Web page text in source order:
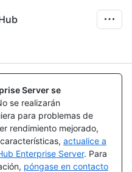
Server se
se realizarán
para problemas de
rendimiento mejorado,
actualice a
Enterprise Server. Para
póngase en contacto